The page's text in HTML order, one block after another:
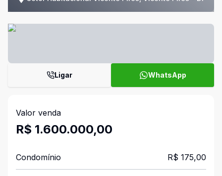
Ligar WhatsApp
Valor venda
R$ 1.600.000,00
Condomínio R$ 175,00